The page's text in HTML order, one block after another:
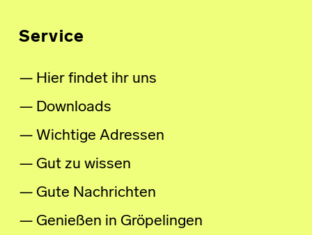
Service
Hier findet ihr uns
Downloads
Wichtige Adressen
Gut zu wissen
Gute Nachrichten
Genießen in Gröpelingen